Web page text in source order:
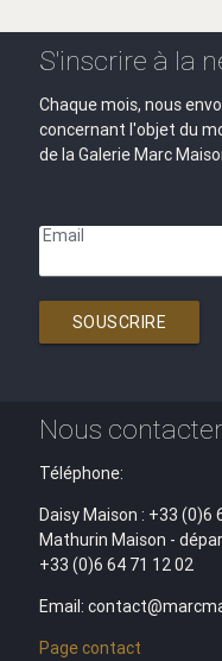
S'inscrire à la
Chaque mois, nous
concernant l'objet du
de la Galerie Marc
Email
SOUSCRIRE
Nous
Téléphone:
Daisy Maison : +33 (0)6
Mathurin Maison -
+33 (0)6 64 71 12 02
Email:
Page contact